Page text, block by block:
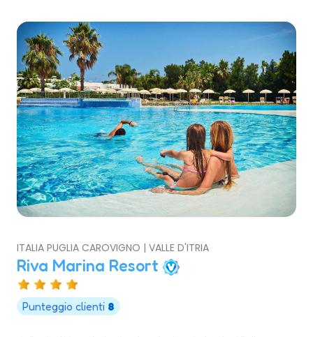
ITALIA PUGLIA CAROVIGNO | VALLE D'ITRIA
Riva Marina Resort
Punteggio clienti 8